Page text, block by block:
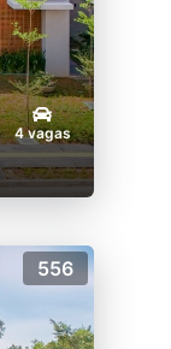
4 vagas
556